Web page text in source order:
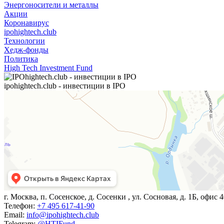
Энергоносители и металлы
Акции
Коронавирус
ipohightech.club
Технологии
Хедж-фонды
Политика
High Tech Investment Fund
ipohightech.club - инвестиции в IPO
г. Москва, п. Сосенское, д. Сосенки , ул. Сосновая, д. 1Б, офис
Телефон: +7 495 617-41-90
Email: info@ipohightech.club